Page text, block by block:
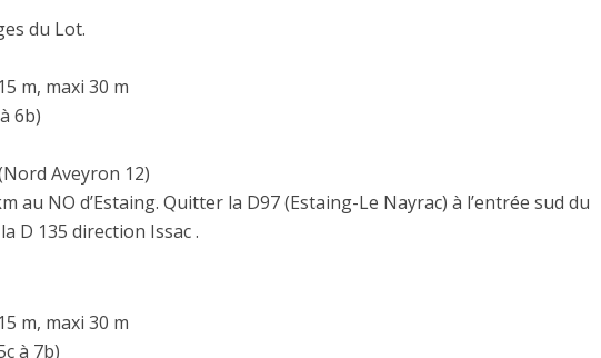
du Lot.
m, maxi 30 m
6b)
Aveyron 12)
au NO d’Estaing. Quitter la D97 (Estaing-Le Nayrac) à l’entrée sud du
D 135 direction Issac .
m, maxi 30 m
à 7b)